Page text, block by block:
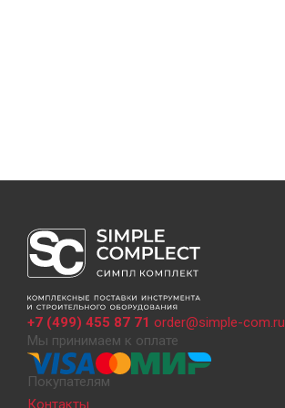
+7 (499) 455 87 71 order@simple-com.ru
Мы принимаем к оплате
Покупателям
Контакты